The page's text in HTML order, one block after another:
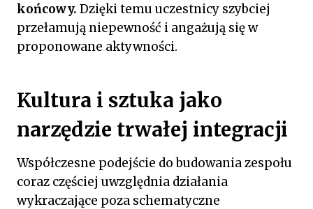
końcowy. Dzięki temu uczestnicy szybciej
przełamują niepewność i angażują się w
proponowane aktywności.
Kultura i sztuka jako
narzędzie trwałej integracji
Współczesne podejście do budowania zespołu
coraz częściej uwzględnia działania
wykraczające poza schematyczne